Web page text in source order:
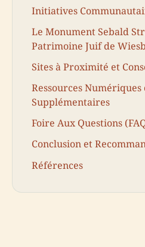
Initiatives
Le Monument Sebald
Patrimoine Juif de
Sites à Proximité et
Ressources
Supplémentaires
Foire Aux Questions
Conclusion et
Références